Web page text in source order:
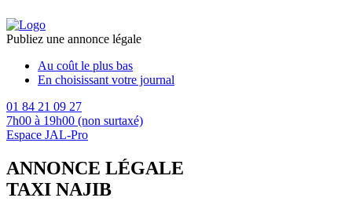
Publiez une annonce légale
Au coût le plus bas
En choisissant votre journal
01 84 21 09 27
7h00 à 19h00 (non surtaxé)
Espace JAL-Pro
ANNONCE LÉGALE
TAXI NAJIB